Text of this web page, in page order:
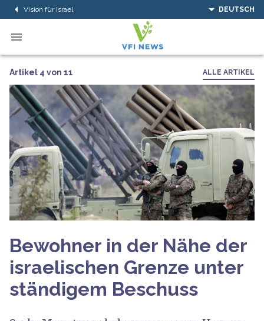
Vision für Israel DEUTSCH
Artikel 4 von 11 ALLE ARTIKEL
Bewohner in der Nähe der
israelischen Grenze unter
ständigem Beschuss